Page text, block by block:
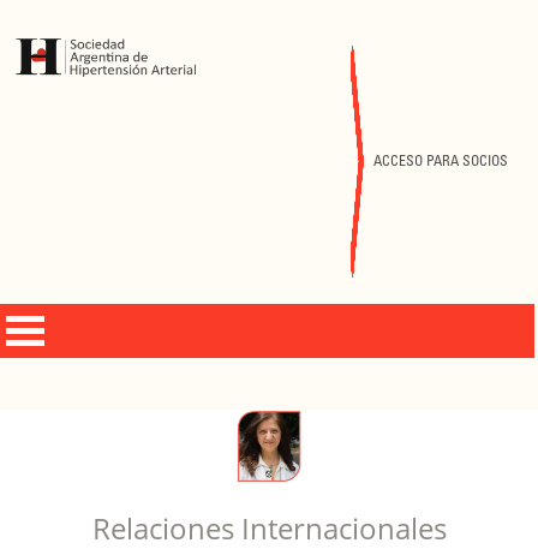
ACCESO PARA SOCIOS
Relaciones Internacionales